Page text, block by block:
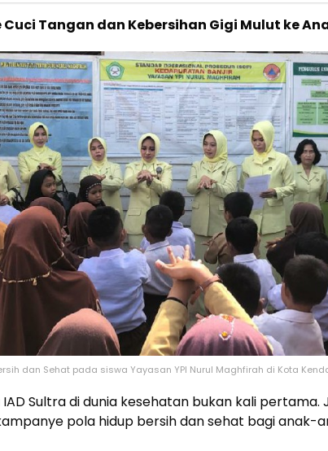
Tangan dan Kebersihan Gigi Mulut ke
dan Sehat pada siswa Yayasan YPI Nurul Maghfirah di Kota
Sultra di dunia kesehatan bukan kali pertama.
pola hidup bersih dan sehat bagi anak-